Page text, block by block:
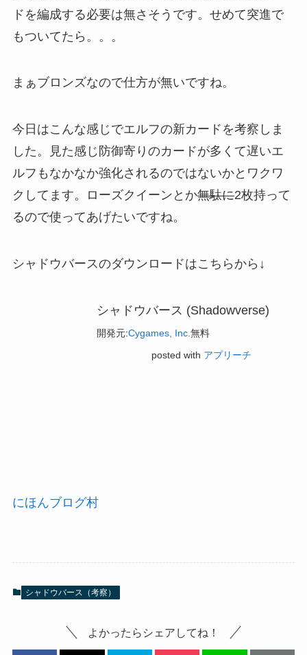
ドを編成する必要は無さそうです。せめて突進で
もついてたら。。。
まぁブロンズなので仕方が無いですね。
今日はこんな感じでエルフの新カードを考察しま
した。見た感じ防御寄りのカードが多くて遅いエ
ルフもなかなか強化されるのではないかとワクワ
クしてます。ローズクイーンとか無駄に2枚持って
るので使ってあげたいですね。
シャドウバースのダウンロードはこちらから↓
シャドウバース (Shadowverse)
開発元:Cygames, Inc. 無料
posted with アプリーチ
にほんブログ村
シャドウバース（考察）
よかったらシェアしてね！